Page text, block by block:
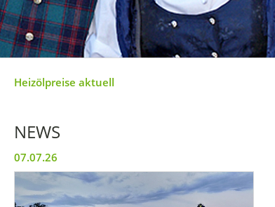
Heizölpreise aktuell
NEWS
07.07.26